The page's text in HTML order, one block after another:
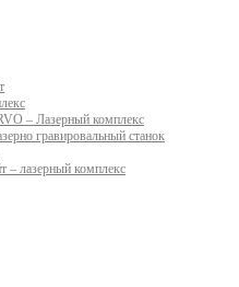
– Лазерный комплекс
гравировальный станок
– лазерный комплекс